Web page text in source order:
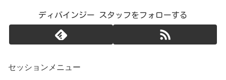
ディバインジー スタッフをフォローする
セッションメニュー